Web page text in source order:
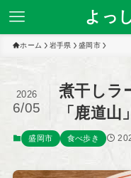
よっ
ホーム 岩手県 盛岡市
煮干しラ
「鹿道山
2026
6/05
盛岡市 食べ歩き